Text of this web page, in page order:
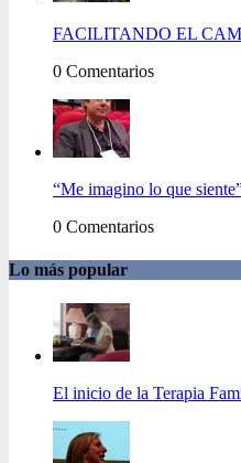
FACILITANDO EL
0 Comentarios
“Me imagino lo que
0 Comentarios
Lo más popular
El inicio de la Terapia